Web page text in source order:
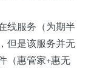
线服务（为期半
但是该服务并无
（惠管家+惠无